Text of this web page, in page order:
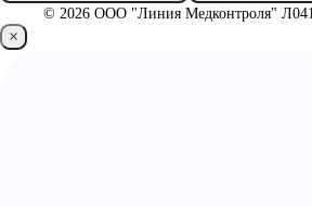
© 2026 ООО "Линия Медконтроля"
×